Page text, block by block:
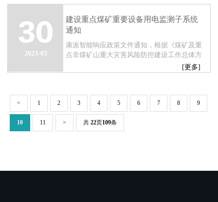
30
2023-03
建设重点煤矿重要设备用电监测子系统
通知
康派智能响应政策文件通知，根据《煤矿及重
点非煤矿山重大灾害风险防控建设工作总体方
案》要求，自主研发的重点煤矿重要设备用电
监测子系统，实时监测煤矿重要设备的电压、
[更多]
< 1 2 3 4 5 6 7 8 9
10 11 > 共 22页109条